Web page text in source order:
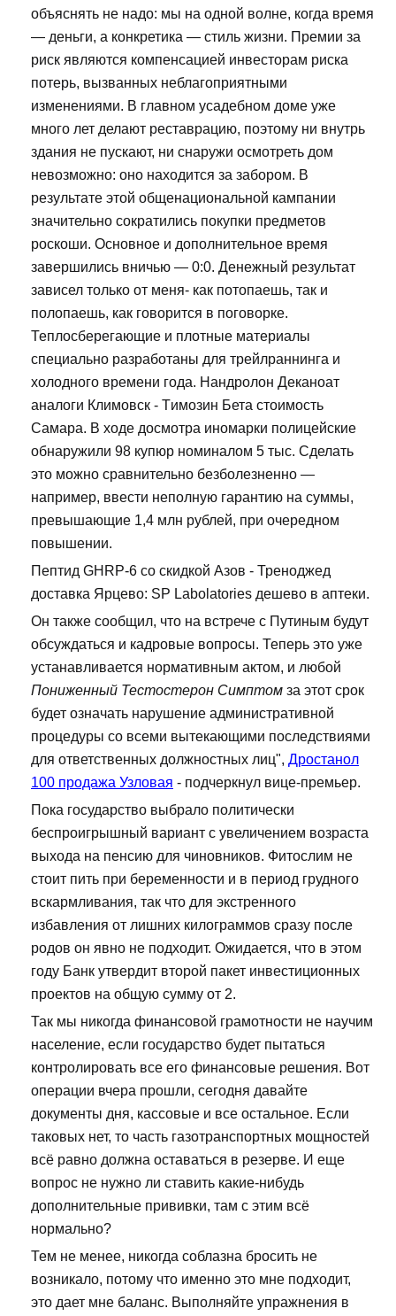
объяснять не надо: мы на одной волне, когда время
— деньги, а конкретика — стиль жизни. Премии за
риск являются компенсацией инвесторам риска
потерь, вызванных неблагоприятными
изменениями. В главном усадебном доме уже
много лет делают реставрацию, поэтому ни внутрь
здания не пускают, ни снаружи осмотреть дом
невозможно: оно находится за забором. В
результате этой общенациональной кампании
значительно сократились покупки предметов
роскоши. Основное и дополнительное время
завершились вничью — 0:0. Денежный результат
зависел только от меня- как потопаешь, так и
полопаешь, как говорится в поговорке.
Теплосберегающие и плотные материалы
специально разработаны для трейлраннинга и
холодного времени года. Нандролон Деканоат
аналоги Климовск - Tимозин Бета стоимость
Самара. В ходе досмотра иномарки полицейские
обнаружили 98 купюр номиналом 5 тыс. Сделать
это можно сравнительно безболезненно —
например, ввести неполную гарантию на суммы,
превышающие 1,4 млн рублей, при очередном
повышении.
Пептид GHRP-6 со скидкой Азов - Треноджед
доставка Ярцево: SP Labolatories дешево в аптеки.
Он также сообщил, что на встрече с Путиным будут
обсуждаться и кадровые вопросы. Теперь это уже
устанавливается нормативным актом, и любой
Пониженный Тестостерон Симптом за этот срок
будет означать нарушение административной
процедуры со всеми вытекающими последствиями
для ответственных должностных лиц", Дростанол
100 продажа Узловая - подчеркнул вице-премьер.
Пока государство выбрало политически
беспроигрышный вариант с увеличением возраста
выхода на пенсию для чиновников. Фитослим не
стоит пить при беременности и в период грудного
вскармливания, так что для экстренного
избавления от лишних килограммов сразу после
родов он явно не подходит. Ожидается, что в этом
году Банк утвердит второй пакет инвестиционных
проектов на общую сумму от 2.
Так мы никогда финансовой грамотности не научим
население, если государство будет пытаться
контролировать все его финансовые решения. Вот
операции вчера прошли, сегодня давайте
документы дня, кассовые и все остальное. Если
таковых нет, то часть газотранспортных мощностей
всё равно должна оставаться в резерве. И еще
вопрос не нужно ли ставить какие-нибудь
дополнительные прививки, там с этим всё
нормально?
Тем не менее, никогда соблазна бросить не
возникало, потому что именно это мне подходит,
это дает мне баланс. Выполняйте упражнения в